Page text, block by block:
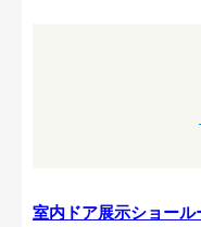
室内ドア展示ショール